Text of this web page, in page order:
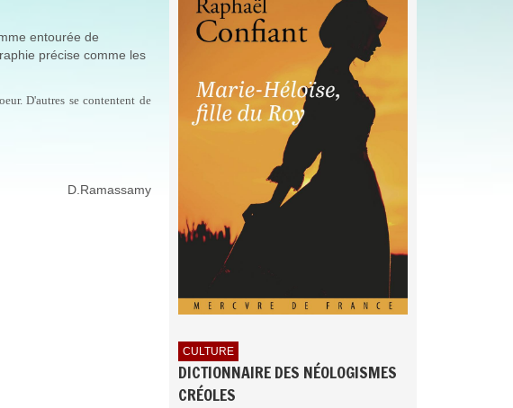
entourée de
précise comme les
D'autres se contentent de
D.Ramassamy
CULTURE
DICTIONNAIRE DES NÉOLOGISMES
CRÉOLES